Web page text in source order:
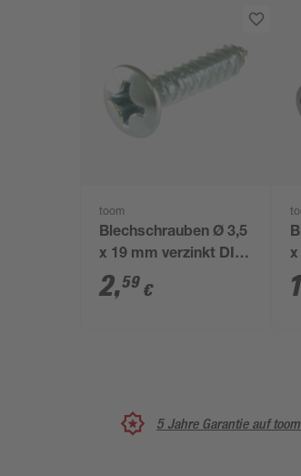
toom
Blechschrauben Ø 3,5
x 19 mm verzinkt DIN
7983 10 Stück
2,59 €
x
5 Jahre Garantie auf